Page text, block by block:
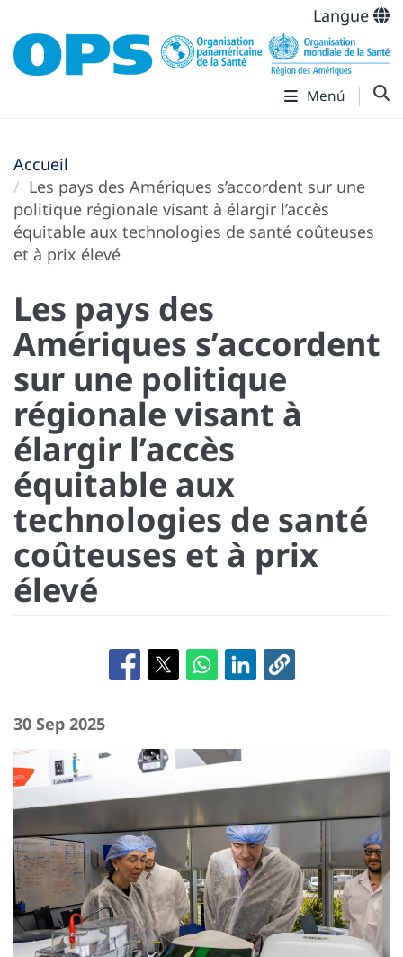
Langue
Menú
Accueil
Les pays des Amériques s’accordent sur une
politique régionale visant à élargir l’accès
équitable aux technologies de santé coûteuses
et à prix élevé
Les pays des
Amériques s’accordent
sur une politique
régionale visant à
élargir l’accès
équitable aux
technologies de santé
coûteuses et à prix
élevé
30 Sep 2025